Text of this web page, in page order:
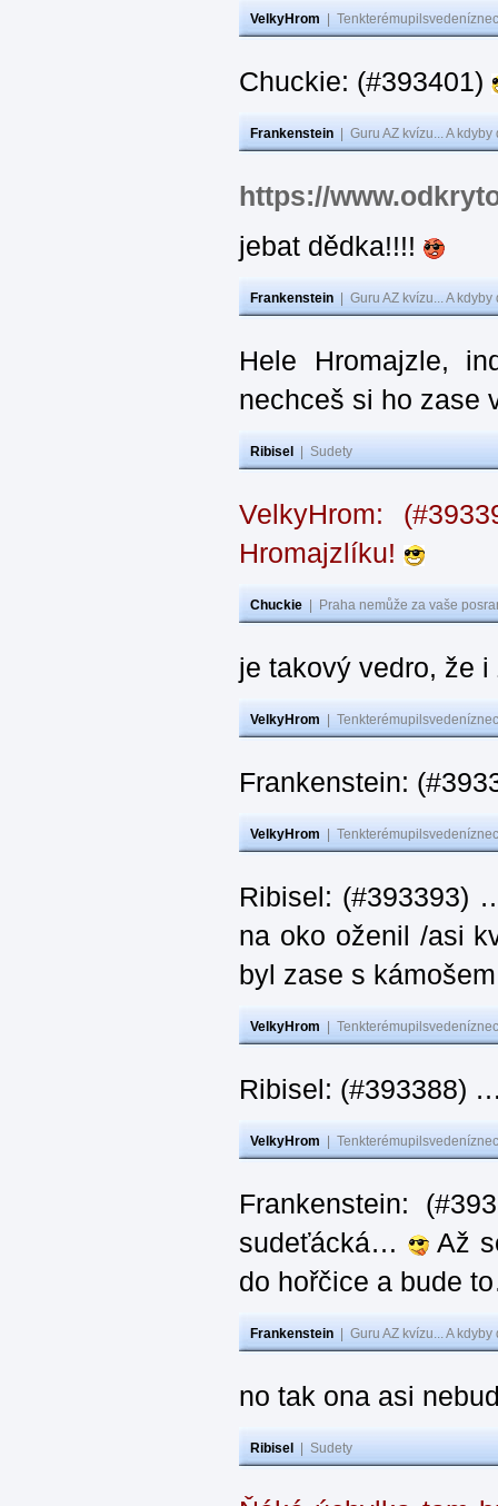
VelkyHrom
Chuckie: (#393401)
Frankenstein Guru AZ kvízu... A
https://
jebat dědka!!!!
Frankenstein Guru AZ kvízu... A
Hele Hromajzle,
nechceš si ho zase
Ribisel Sudety
VelkyHrom:
Hromajzlíku!
Chuckie Praha nemůže za vaše
je takový vedro, že
VelkyHrom
Frankenstein:
VelkyHrom
Ribisel: (#393393)
na oko oženil /asi
byl zase s
VelkyHrom
Ribisel: (#393388)
VelkyHrom
Frankenstein:
sudeťácká…
Až
do hořčice a bude
Frankenstein Guru AZ kvízu... A
no tak ona asi
Ribisel Sudety